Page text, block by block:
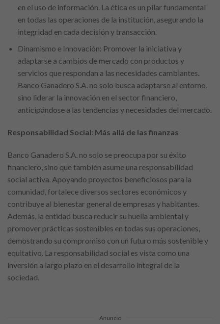
en el uso de información. La ética es un pilar fundamental
en todas las operaciones de la institución, asegurando la
integridad en cada decisión y transacción.
Dinamismo e Innovación: Promover la iniciativa y
adaptarse a cambios de mercado con productos y
servicios que respondan a las necesidades cambiantes.
Banco Ganadero S.A. no solo busca adaptarse al entorno,
sino liderar la innovación en el sector financiero,
anticipándose a las tendencias y necesidades del mercado.
Responsabilidad Social: Más allá de las finanzas
Banco Ganadero S.A. no solo se preocupa por su éxito
financiero, sino que también asume una responsabilidad
social activa. Apoyando proyectos beneficiosos para la
comunidad, fortalece diversos sectores económicos y
contribuye al bienestar general de empresas y habitantes.
Además, la entidad busca reducir su huella ambiental y
promover prácticas sostenibles en todas sus operaciones,
demostrando su compromiso con un futuro más sostenible y
equitativo. La responsabilidad social es vista como una
inversión a largo plazo en el desarrollo integral de la
sociedad.
Anuncio